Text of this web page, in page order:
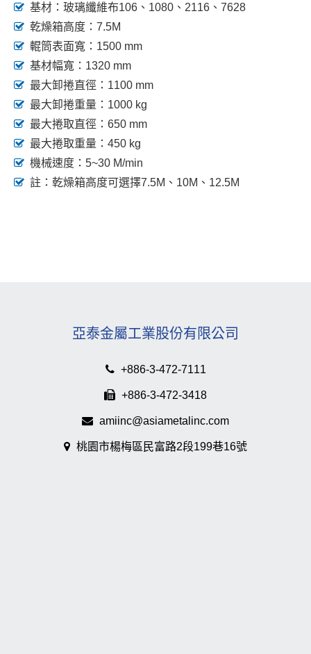
基材：玻璃纖維布106、1080、2116、7628
乾燥箱高度：7.5M
輥筒表面寬：1500 mm
基材幅寬：1320 mm
最大卸捲直徑：1100 mm
最大卸捲重量：1000 kg
最大捲取直徑：650 mm
最大捲取重量：450 kg
機械速度：5~30 M/min
註：乾燥箱高度可選擇7.5M、10M、12.5M
亞泰金屬工業股份有限公司
+886-3-472-7111
+886-3-472-3418
amiinc@asiametalinc.com
桃園市楊梅區民富路2段199巷16號